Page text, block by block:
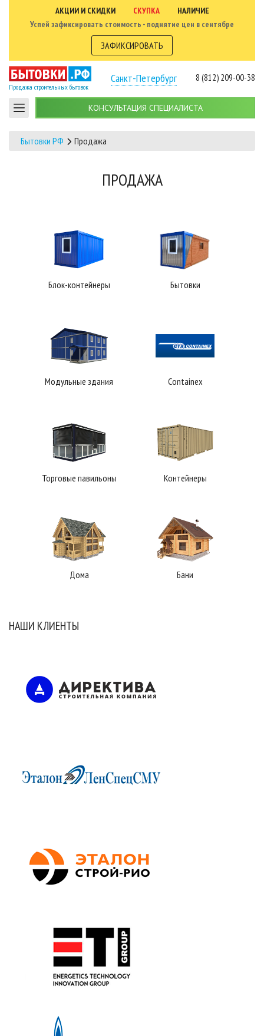
АКЦИИ И СКИДКИ СКУПКА
НАЛИЧИЕ
Успей зафиксировать стоимость - поднятие цен в сентябре
ЗАФИКСИРОВАТЬ
Продажа строительных бытовок
Санкт-Петербург 8 (812) 209-00-38
КОНСУЛЬТАЦИЯ СПЕЦИАЛИСТА
Бытовки РФ Продажа
ПРОДАЖА
Блок-контейнеры Бытовки
Модульные здания Containex
Торговые павильоны Контейнеры
Дома Бани
НАШИ КЛИЕНТЫ